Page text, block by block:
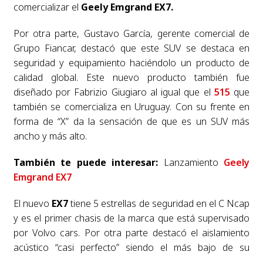
comercializar el Geely Emgrand EX7.
Por otra parte, Gustavo García, gerente comercial de
Grupo Fiancar, destacó que este SUV se destaca en
seguridad y equipamiento haciéndolo un producto de
calidad global. Este nuevo producto también fue
diseñado por Fabrizio Giugiaro al igual que el 515 que
también se comercializa en Uruguay. Con su frente en
forma de “X” da la sensación de que es un SUV más
ancho y más alto.
También te puede interesar: Lanzamiento Geely
Emgrand EX7
El nuevo EX7tiene 5 estrellas de seguridad en el C Ncap
y es el primer chasis de la marca que está supervisado
por Volvo cars. Por otra parte destacó el aislamiento
acústico “casi perfecto” siendo el más bajo de su